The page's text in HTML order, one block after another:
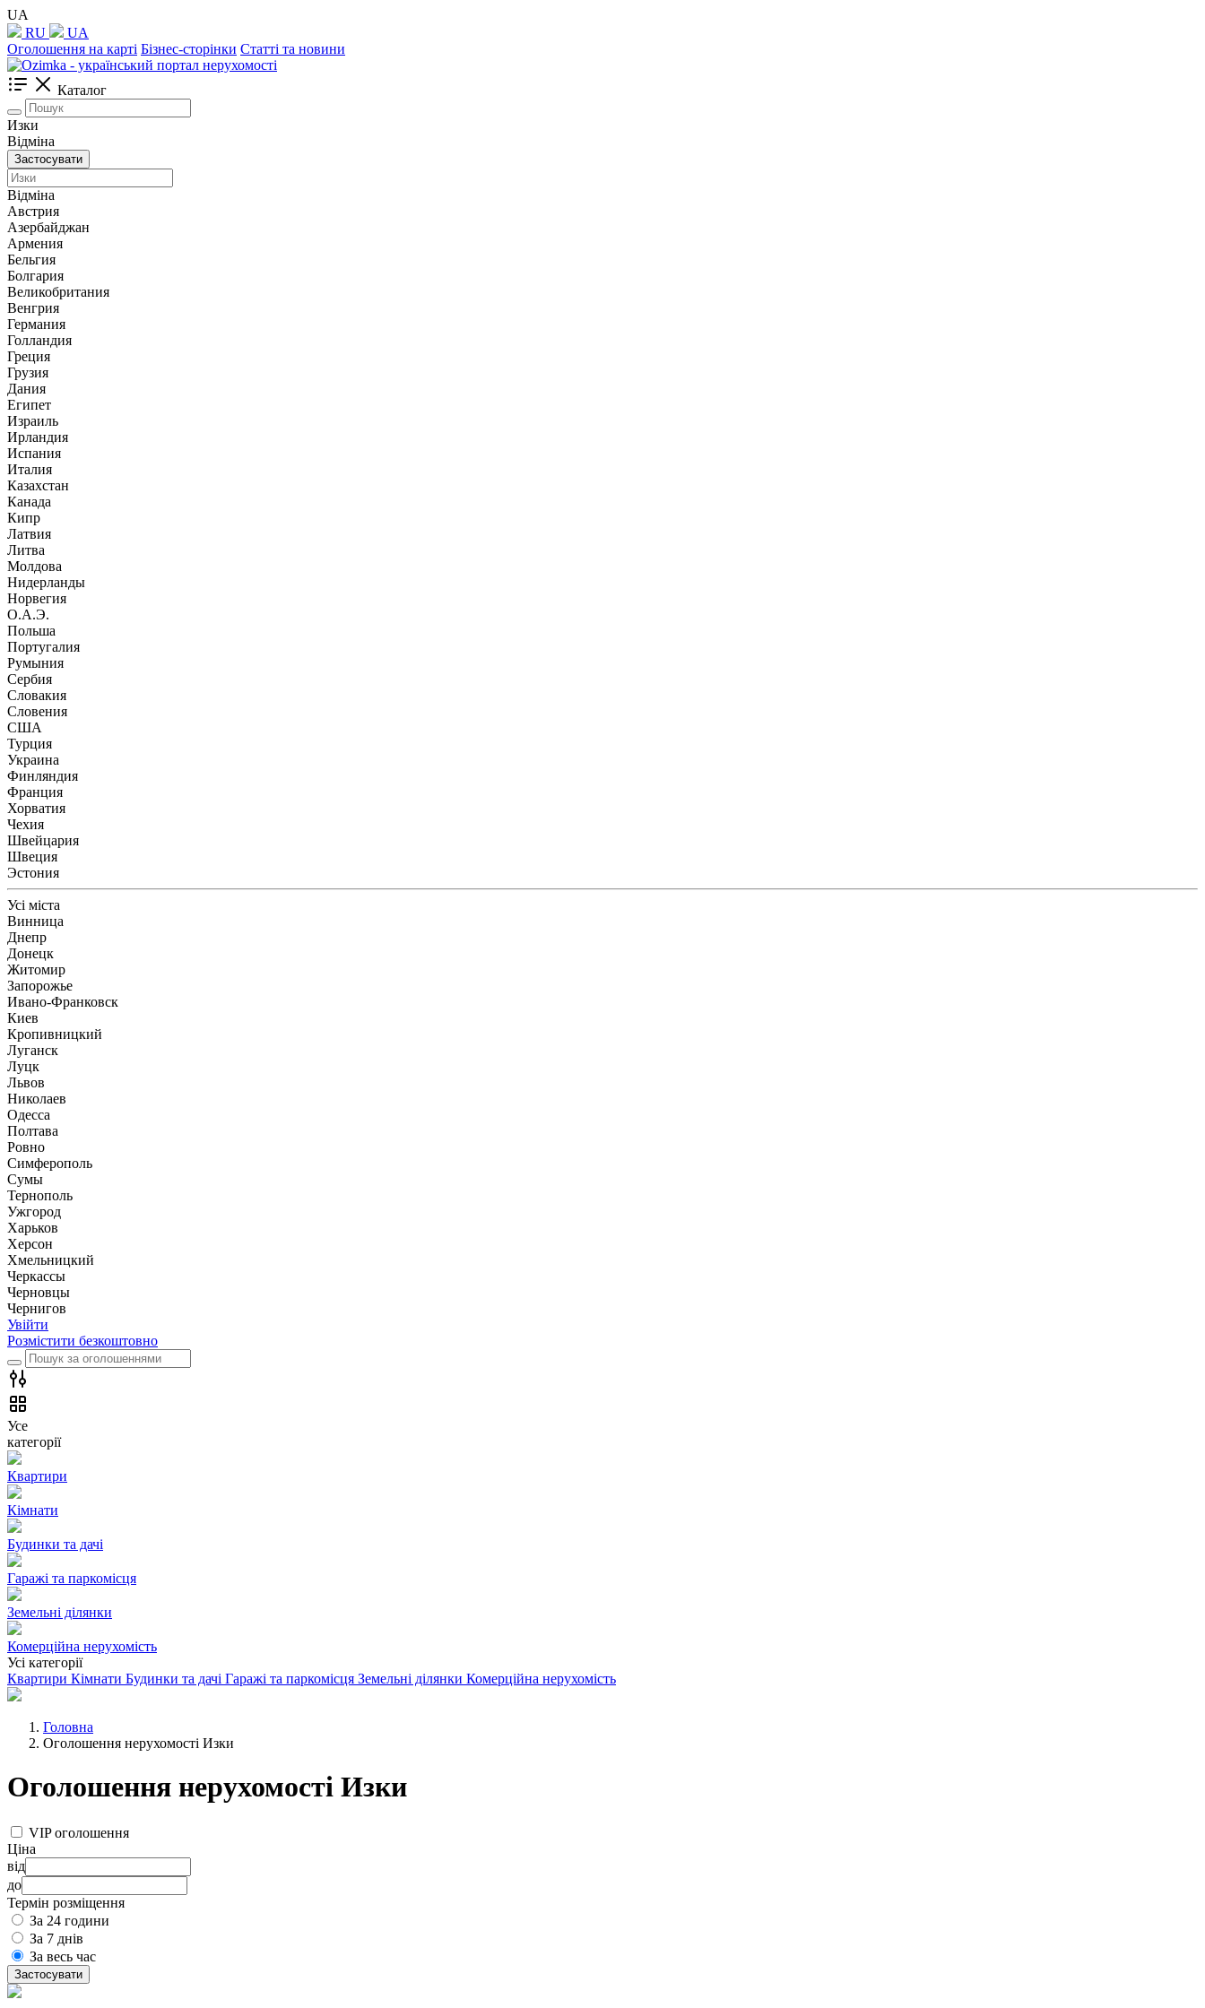
UA
RU
UA
Оголошення на карті Бізнес-сторінки Статті та новини
Каталог
Изки
Відміна
Застосувати
Відміна
Австрия
Азербайджан
Армения
Бельгия
Болгария
Великобритания
Венгрия
Германия
Голландия
Греция
Грузия
Дания
Египет
Израиль
Ирландия
Испания
Италия
Казахстан
Канада
Кипр
Латвия
Литва
Молдова
Нидерланды
Норвегия
О.А.Э.
Польша
Португалия
Румыния
Сербия
Словакия
Словения
США
Турция
Украина
Финляндия
Франция
Хорватия
Чехия
Швейцария
Швеция
Эстония
Усі міста
Винница
Днепр
Донецк
Житомир
Запорожье
Ивано-Франковск
Киев
Кропивницкий
Луганск
Луцк
Львов
Николаев
Одесса
Полтава
Ровно
Симферополь
Сумы
Тернополь
Ужгород
Харьков
Херсон
Хмельницкий
Черкассы
Чернoвцы
Чернигов
Увійти
Розмістити безкоштовно
Усе
категорії
Квартири
Кімнати
Будинки та дачі
Гаражі та паркомісця
Земельні ділянки
Комерційна нерухомість
Усі категорії
Квартири Кімнати Будинки та дачі Гаражі та паркомісця Земельні ділянки Комерційна нерухомість
Головна
Оголошення нерухомості Изки
Оголошення нерухомості Изки
VIP оголошення
Ціна
від
до
Термін розміщення
За 24 години
За 7 днів
За весь час
Застосувати